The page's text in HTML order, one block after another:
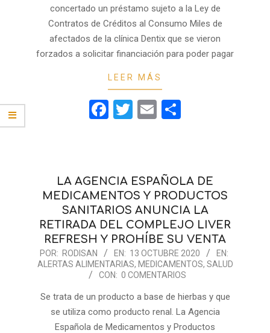
concertado un préstamo sujeto a la Ley de
Contratos de Créditos al Consumo Miles de
afectados de la clínica Dentix que se vieron
forzados a solicitar financiación para poder pagar
LEER MÁS
Facebook
Twitter
Email
LA AGENCIA ESPAÑOLA DE
MEDICAMENTOS Y PRODUCTOS
SANITARIOS ANUNCIA LA
RETIRADA DEL COMPLEJO LIVER
REFRESH Y PROHÍBE SU VENTA
2020-
10-
POR: RODISAN EN: 13 OCTUBRE 2020
EN:
ALERTAS ALIMENTARIAS, MEDICAMENTOS, SALUD
CON: 0 COMENTARIOS
Se trata de un producto a base de hierbas y que
se utiliza como producto renal. La Agencia
Española de Medicamentos y Productos